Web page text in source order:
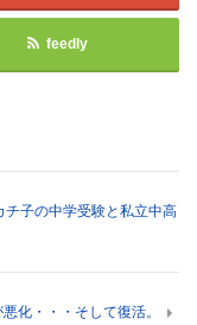
feedly
チ子の中学受験と私立中高
化・・・そして復活。